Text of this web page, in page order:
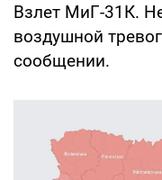
Взлет МиГ-31К.
воздушной
сообщении.